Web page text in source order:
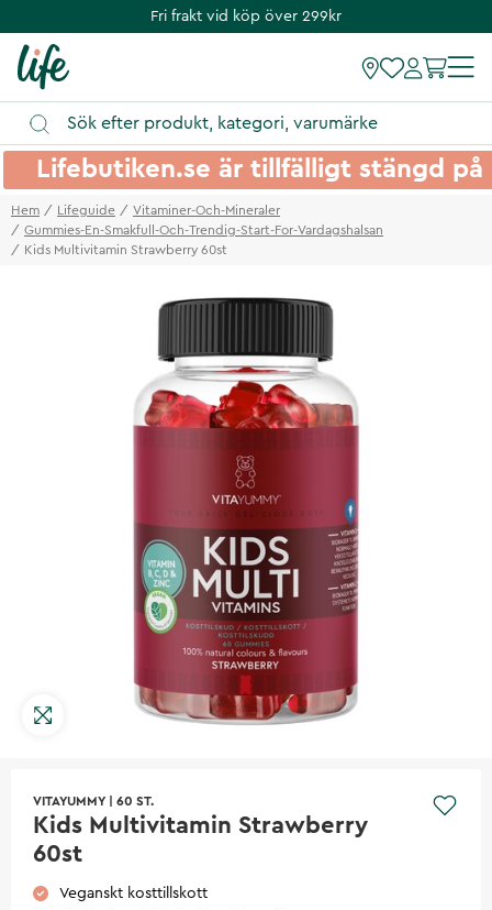
Fri frakt vid köp över 299kr
Lifebutiken.se är tillfälligt stängd
Hem Lifeguide
Vitaminer-Och-Mineraler
Gummies-En-Smakfull-Och-Trendig-Start-For-Vardagshalsan
Kids Multivitamin Strawberry 60st
VITAYUMMY 60 ST.
Kids Multivitamin Strawberry
60st
Veganskt kosttillskott